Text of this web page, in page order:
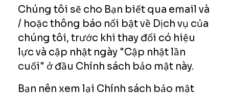
Chúng tôi sẽ cho Bạn biết qua email và
/ hoặc thông báo nổi bật về Dịch vụ của
chúng tôi, trước khi thay đổi có hiệu
lực và cập nhật ngày "Cập nhật lần
cuối" ở đầu Chính sách bảo mật này.
Bạn nên xem lại Chính sách bảo mật